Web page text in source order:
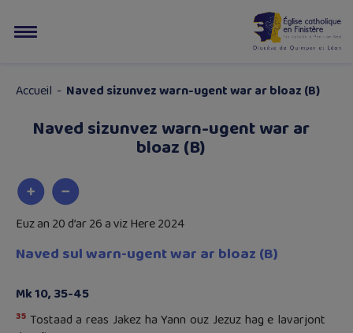
Accueil - Naved sizunvez warn-ugent war ar bloaz (B)
Naved sizunvez warn-ugent war ar
bloaz (B)
Euz an 20 d’ar 26 a viz Here 2024
Naved sul warn-ugent war ar bloaz (B)
Mk 10, 35-45
35 Tostaad a reas Jakez ha Yann ouz Jezuz hag e lavarjont